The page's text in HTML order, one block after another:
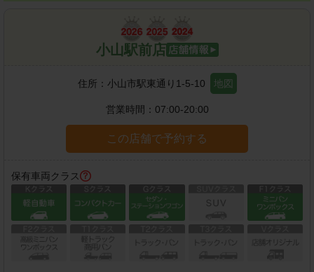
小山駅前店
住所： 小山市駅東通り1-5-10 地図
営業時間： 07:00-20:00
この店舗で予約する
保有車両クラス